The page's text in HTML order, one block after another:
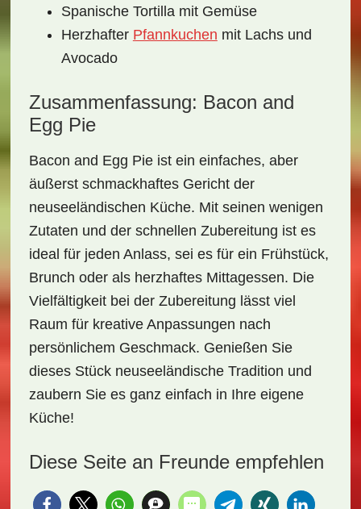
Spanische Tortilla mit Gemüse
Herzhafter Pfannkuchen mit Lachs und
Avocado
Zusammenfassung: Bacon and
Egg Pie
Bacon and Egg Pie ist ein einfaches, aber
äußerst schmackhaftes Gericht der
neuseeländischen Küche. Mit seinen wenigen
Zutaten und der schnellen Zubereitung ist es
ideal für jeden Anlass, sei es für ein Frühstück,
Brunch oder als herzhaftes Mittagessen. Die
Vielfältigkeit bei der Zubereitung lässt viel
Raum für kreative Anpassungen nach
persönlichem Geschmack. Genießen Sie
dieses Stück neuseeländische Tradition und
zaubern Sie es ganz einfach in Ihre eigene
Küche!
Diese Seite an Freunde empfehlen